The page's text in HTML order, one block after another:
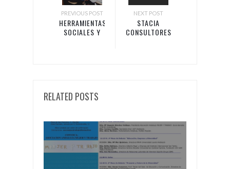
PREVIOUS POST
HERRAMIENTAS
SOCIALES Y
NEXT POST
STACIA
CONSULTORES
RELATED POSTS